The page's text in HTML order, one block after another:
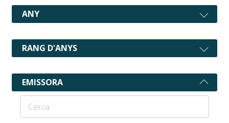
ANY
RANG D'ANYS
EMISSORA